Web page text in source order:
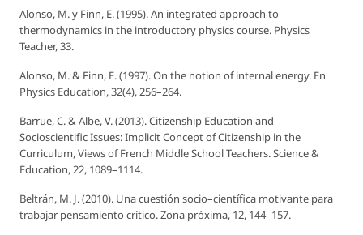
Alonso, M. y Finn, E. (1995). An integrated approach to
thermodynamics in the introductory physics course. Physics
Teacher, 33.
Alonso, M. & Finn, E. (1997). On the notion of internal energy. En
Physics Education, 32(4), 256–264.
Barrue, C. & Albe, V. (2013). Citizenship Education and
Socioscientific Issues: Implicit Concept of Citizenship in the
Curriculum, Views of French Middle School Teachers.Science &
Education,22, 1089–1114.
Beltrán, M. J. (2010). Una cuestión socio–científica motivante para
trabajar pensamiento crítico.Zona próxima, 12, 144–157.